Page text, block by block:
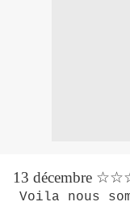
13 décembre
Voila nous